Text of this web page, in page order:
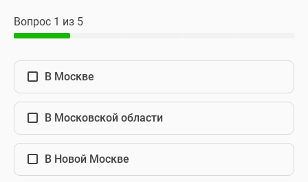
Вопрос 1 из 5
В Москве
В Московской области
В Новой Москве